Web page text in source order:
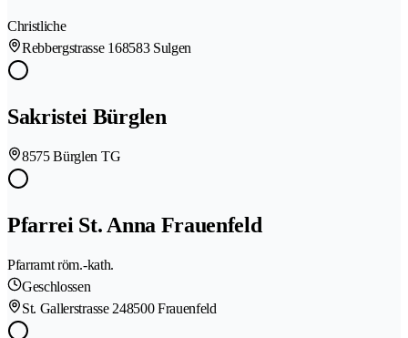
Christliche
Rebbergstrasse 168583 Sulgen
Sakristei Bürglen
8575 Bürglen TG
Pfarrei St. Anna Frauenfeld
Pfarramt röm.-kath.
Geschlossen
St. Gallerstrasse 248500 Frauenfeld